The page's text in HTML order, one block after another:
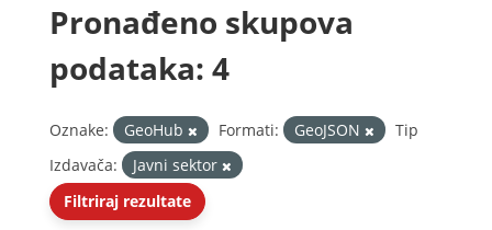
Pronađeno skupova
podataka: 4
Oznake: GeoHub Formati: GeoJSON
Tip
Izdavača:
Javni sektor
Filtriraj rezultate